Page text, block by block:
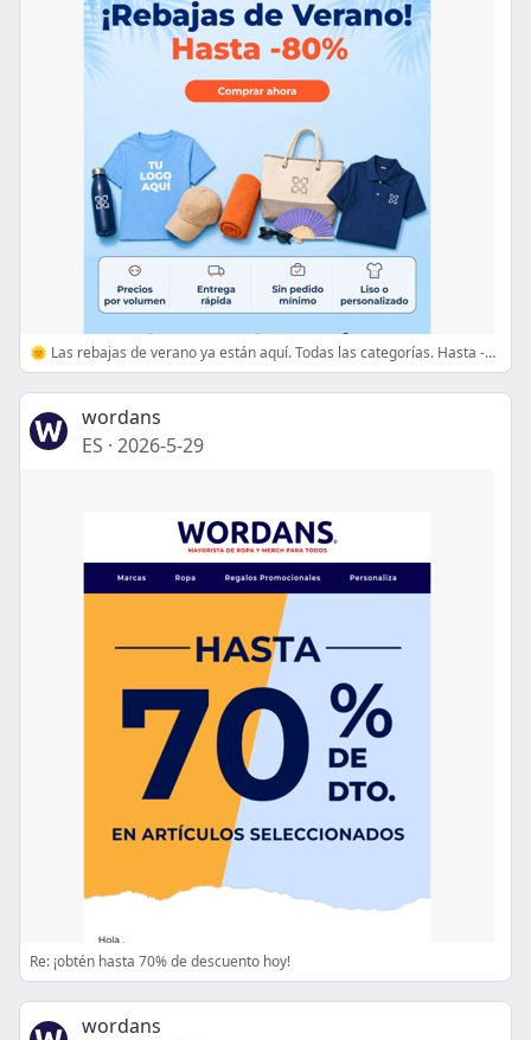
🌞 Las rebajas de verano ya están aquí. Todas las categorías. Hasta -80%.
wordans
ES · 2026-5-29
Re: ¡obtén hasta 70% de descuento hoy!
wordans